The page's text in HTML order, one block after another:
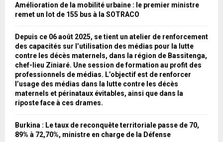
Amélioration de la mobilité urbaine : le premier ministre
remet un lot de 155 bus à la SOTRACO
Depuis ce 06 août 2025, se tient un atelier de renforcement
des capacités sur l’utilisation des médias pour la lutte
contre les décès maternels, dans la région de Bassitenga,
chef-lieu Ziniaré. Une session de formation au profit des
professionnels de médias. L’objectif est de renforcer
l’usage des médias dans la lutte contre les décès
maternels et périnataux évitables, ainsi que dans la
riposte face à ces drames.
Burkina : Le taux de reconquête territoriale passe de 70,
89% à 72,70%, ministre en charge de la Défense